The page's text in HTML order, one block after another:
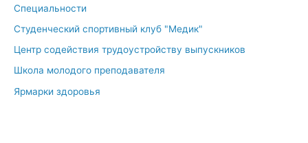
Специальности
Студенческий спортивный клуб "Медик"
Центр содействия трудоустройству выпускников
Школа молодого преподавателя
Ярмарки здоровья